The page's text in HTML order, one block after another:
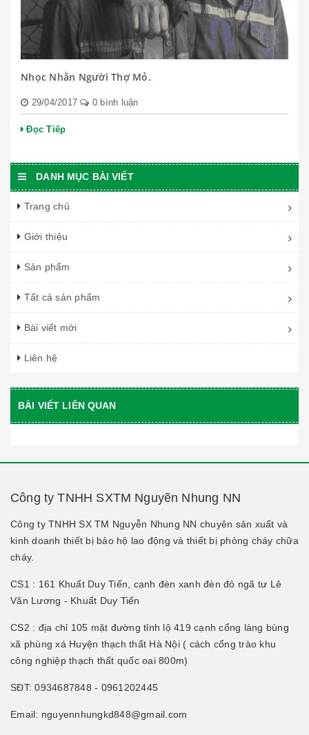
Nhọc Nhằn Người Thợ Mỏ.
29/04/2017 0 bình luận
Đọc Tiếp
DANH MỤC BÀI VIẾT
Trang chủ
Giới thiệu
Sản phẩm
Tất cả sản phẩm
Bài viết mới
Liên hệ
BÀI VIẾT LIÊN QUAN
Công ty TNHH SXTM Nguyẽn Nhung NN
Công ty TNHH SX TM Nguyễn Nhung NN chuyên sản xuất và
kinh doanh thiết bị bảo hộ lao động và thiết bị phòng cháy chữa
cháy.
CS1 : 161 Khuất Duy Tiến, cạnh đèn xanh đèn đỏ ngã tư Lê
Văn Lương - Khuất Duy Tiến
CS2 : địa chỉ 105 mặt đường tỉnh lộ 419 cạnh cổng làng bùng
xã phùng xá Huyện thạch thất Hà Nội ( cách cổng trào khu
công nghiệp thạch thất quốc oai 800m)
SĐT: 0934687848 - 0961202445
Email: nguyennhungkd848@gmail.com